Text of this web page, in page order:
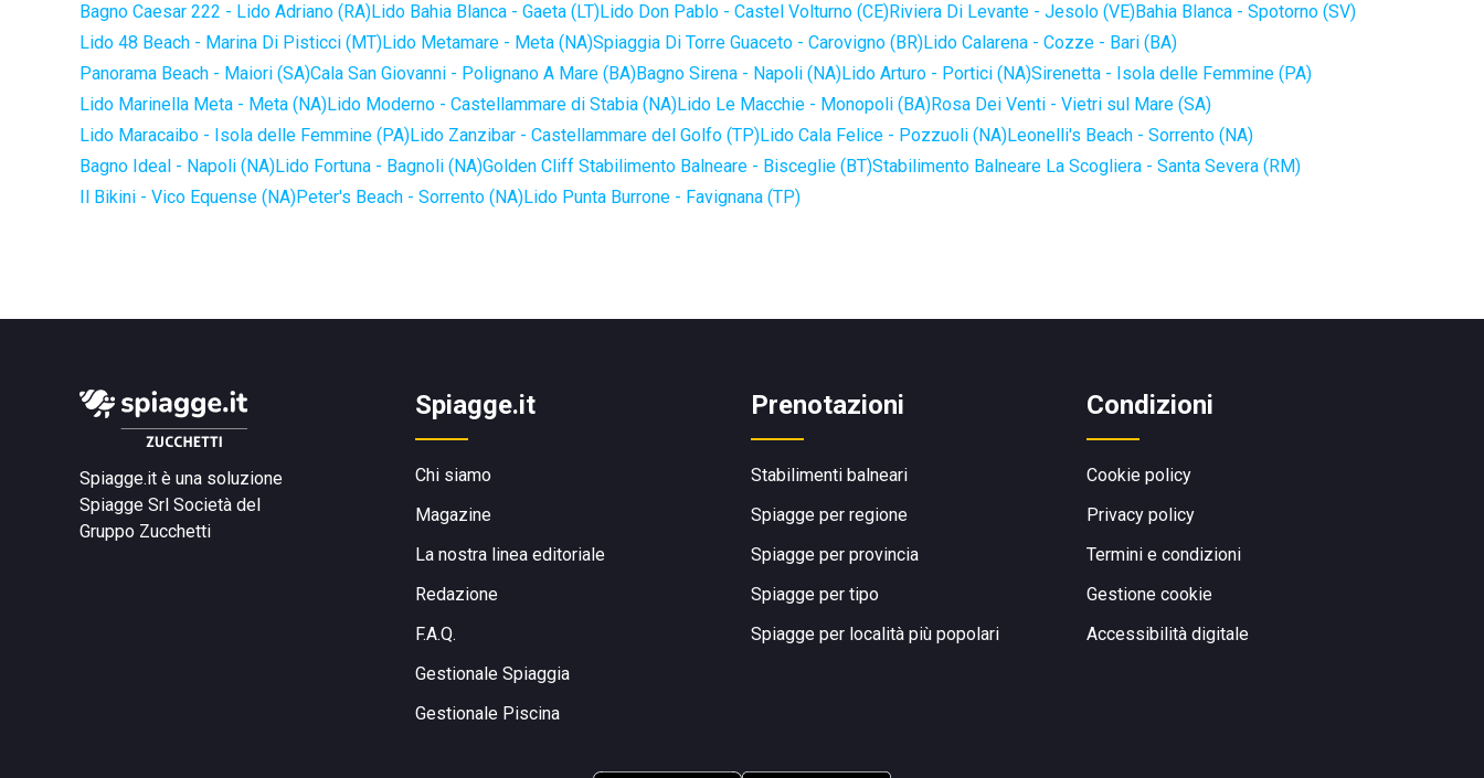
Bagno Caesar 222 - Lido Adriano (RA)Lido Bahia Blanca - Gaeta (LT)Lido Don Pablo - Castel Volturno (CE)Riviera Di Levante - Jesolo (VE)Bahia Blanca - Spotorno (SV)
Lido 48 Beach - Marina Di Pisticci (MT)Lido Metamare - Meta (NA)Spiaggia Di Torre Guaceto - Carovigno (BR)Lido Calarena - Cozze - Bari (BA)
Panorama Beach - Maiori (SA)Cala San Giovanni - Polignano A Mare (BA)Bagno Sirena - Napoli (NA)Lido Arturo - Portici (NA)Sirenetta - Isola delle Femmine (PA)
Lido Marinella Meta - Meta (NA)Lido Moderno - Castellammare di Stabia (NA)Lido Le Macchie - Monopoli (BA)Rosa Dei Venti - Vietri sul Mare (SA)
Lido Maracaibo - Isola delle Femmine (PA)Lido Zanzibar - Castellammare del Golfo (TP)Lido Cala Felice - Pozzuoli (NA)Leonelli's Beach - Sorrento (NA)
Bagno Ideal - Napoli (NA)Lido Fortuna - Bagnoli (NA)Golden Cliff Stabilimento Balneare - Bisceglie (BT)Stabilimento Balneare La Scogliera - Santa Severa (RM)
Il Bikini - Vico Equense (NA)Peter's Beach - Sorrento (NA)Lido Punta Burrone - Favignana (TP)
Spiagge.it è una soluzione
Spiagge Srl Società del
Gruppo Zucchetti
Spiagge.it
Chi siamo
Magazine
La nostra linea editoriale
Redazione
F.A.Q.
Gestionale Spiaggia
Gestionale Piscina
Prenotazioni
Stabilimenti balneari
Spiagge per regione
Spiagge per provincia
Spiagge per tipo
Spiagge per località più popolari
Condizioni
Cookie policy
Privacy policy
Termini e condizioni
Gestione cookie
Accessibilità digitale